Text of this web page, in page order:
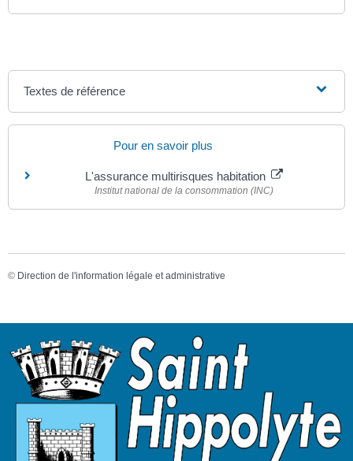
Textes de référence
Pour en savoir plus
L'assurance multirisques habitation
Institut national de la consommation (INC)
© Direction de l'information légale et administrative